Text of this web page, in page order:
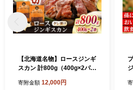
【北海道名物】ロースジンギ
スカン 計800g（400g×2パッ
原精肉店】 ジンギスカン 羊
寄附金額 12,000円